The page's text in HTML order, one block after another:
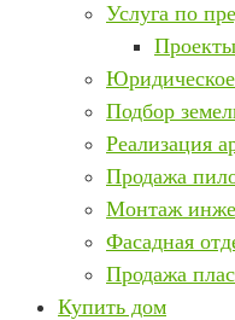
Услуга по
Подбор
Реализация
Продажа
Монтаж
Фасадная
Продажа
Купить дом